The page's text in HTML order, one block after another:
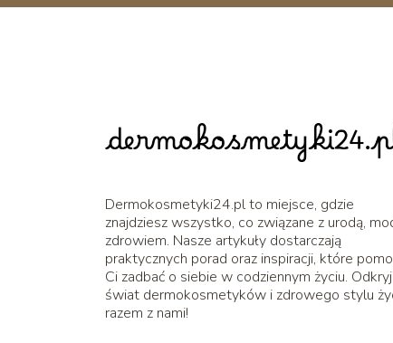
Dermokosmetyki24.pl to miejsce, gdzie
znajdziesz wszystko, co związane z urodą,
zdrowiem. Nasze artykuły dostarczają
praktycznych porad oraz inspiracji, które
Ci zadbać o siebie w codziennym życiu. Odkryj
świat dermokosmetyków i zdrowego stylu
razem z nami!